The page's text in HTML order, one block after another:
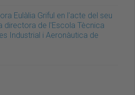
Eulàlia Griful en l'acte del seu
directora de l'Escola Tècnica
Industrial i Aeronàutica de